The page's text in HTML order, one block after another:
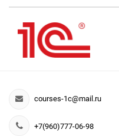
courses-1c@mail.ru
+7(960)777-06-98